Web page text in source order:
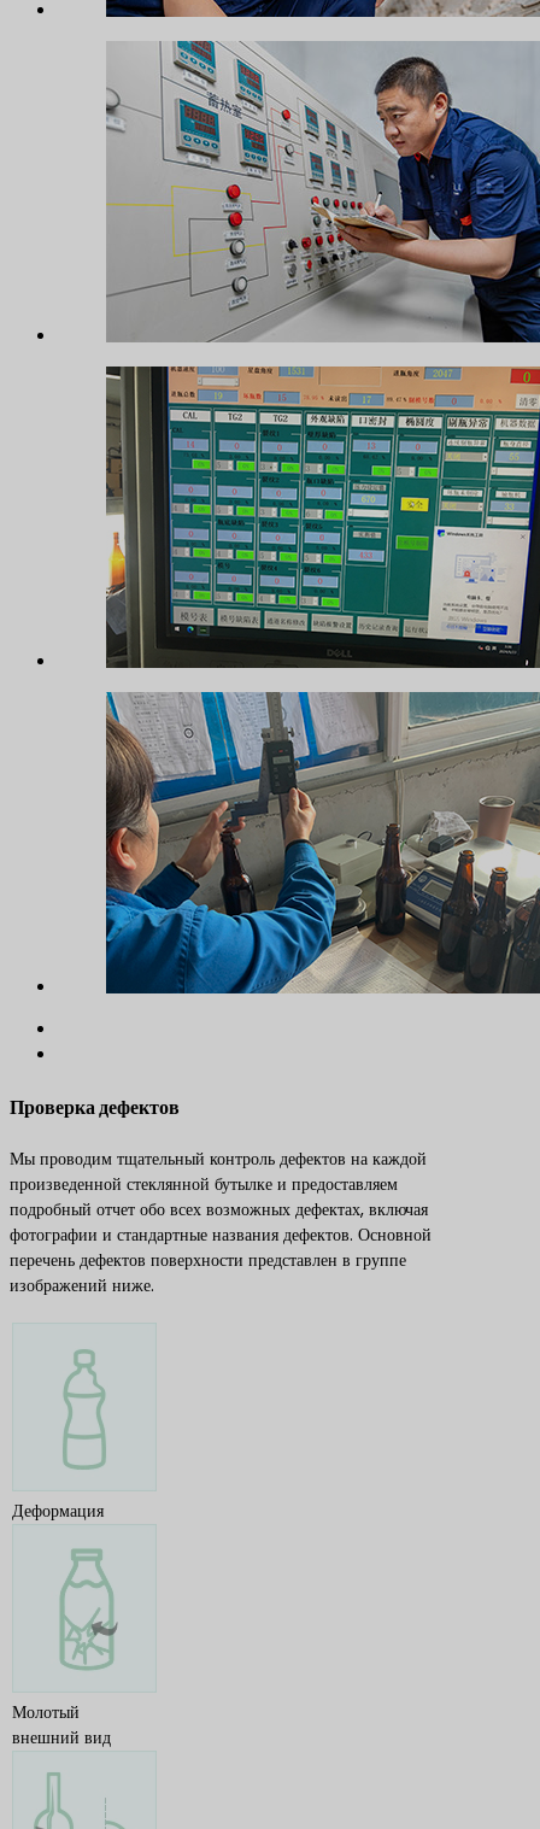
Проверка дефектов
Мы проводим тщательный контроль дефектов на каждой
произведенной стеклянной бутылке и предоставляем
подробный отчет обо всех возможных дефектах, включая
фотографии и стандартные названия дефектов. Основной
перечень дефектов поверхности представлен в группе
изображений ниже.
Деформация
Молотый
внешний вид